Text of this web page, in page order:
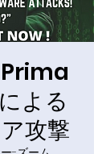
よる
攻撃